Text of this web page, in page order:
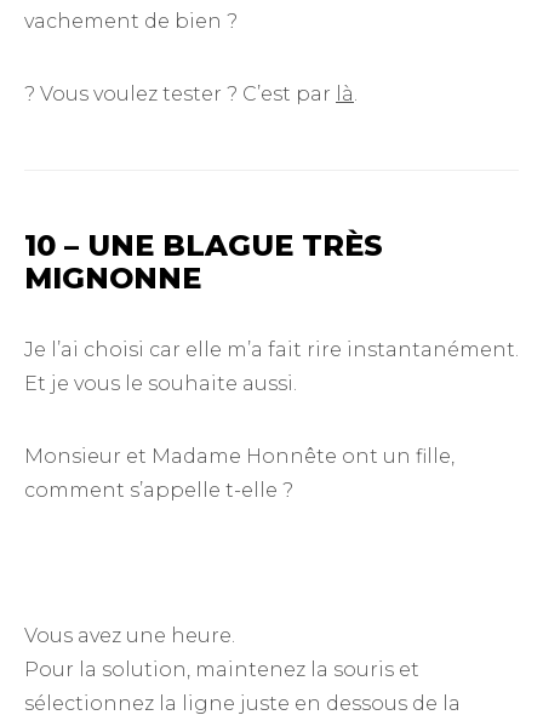
vachement de bien ?
? Vous voulez tester ? C’est par là.
10 – UNE BLAGUE TRÈS
MIGNONNE
Je l’ai choisi car elle m’a fait rire instantanément.
Et je vous le souhaite aussi.
Monsieur et Madame Honnête ont un fille,
comment s’appelle t-elle ?
Vous avez une heure.
Pour la solution, maintenez la souris et
sélectionnez la ligne juste en dessous de la